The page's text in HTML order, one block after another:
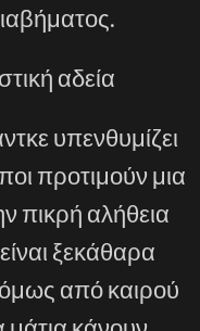
αδεία
υπενθυμίζει
προτιμούν μια
πικρή αλήθεια
ξεκάθαρα
από καιρού